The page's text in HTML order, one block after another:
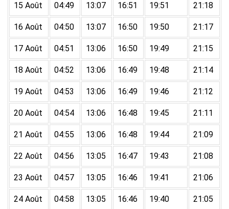
15 Août 04:49 13:07 16:51 19:51 21:18
16 Août 04:50 13:07 16:50 19:50 21:17
17 Août 04:51 13:06 16:50 19:49 21:15
18 Août 04:52 13:06 16:49 19:48 21:14
19 Août 04:53 13:06 16:49 19:46 21:12
20 Août 04:54 13:06 16:48 19:45 21:11
21 Août 04:55 13:06 16:48 19:44 21:09
22 Août 04:56 13:05 16:47 19:43 21:08
23 Août 04:57 13:05 16:46 19:41 21:06
24 Août 04:58 13:05 16:46 19:40 21:05